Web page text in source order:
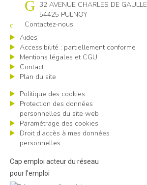
Cap emploi 54
32 AVENUE CHARLES DE GAULLE
54425 PULNOY
Contactez-nous
Aides
Accessibilité : partiellement conforme
Mentions légales et CGU
Contact
Plan du site
Politique des cookies
Protection des données
personnelles du site web
Paramétrage des cookies
Droit d’accès à mes données
personnelles
Cap emploi acteur du réseau
pour l’emploi